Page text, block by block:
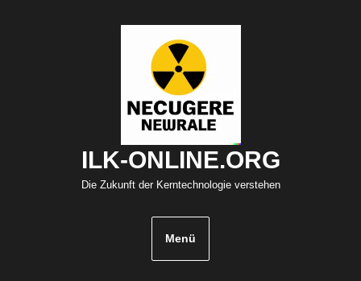
ILK-ONLINE.ORG
Die Zukunft der Kerntechnologie verstehen
Menü